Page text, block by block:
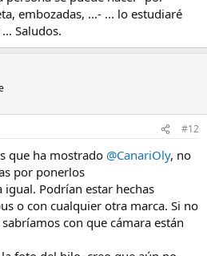
es mas dificil y tecnico que
plumas... Pues cuando te veas con
la lucha contra la contaminacion
te de la oportunidad despues de
coche y a pié, y despues de todo te
tecnicas del revelado, entonces
tiene tanto o mas trabajo hacer una
disciplina paisagistica, en la que para
el momento adecuado y eso requiere
mas que la expresada en esa foto,
hasta lograr el punto deseado,
vale, como en esa, tu foto.
los casos anteriores, y@JaimeESanz
una destreza tecnica, no solo de
como la caceria), sino de equipo
se logra, y aqui es donde
verdad. Y en este sentido, el terreno
embozadas, ...- ... lo estudiaré
Saludos.
#12
que ha mostrado @CanariOly, no
por ponerlos
igual. Podrían estar hechas
o con cualquier otra marca. Si no
con que cámara están